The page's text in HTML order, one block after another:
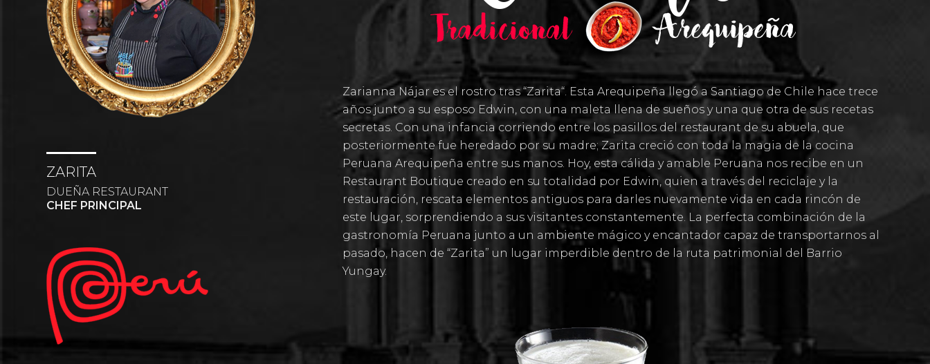
ZARITA
DUEÑA RESTAURANT
CHEF PRINCIPAL
Zarianna Nájar es el rostro tras “Zarita“. Esta Arequipeña llegó a Santiago de Chile hace trece
años junto a su esposo Edwin, con una maleta llena de sueños y una que otra de sus recetas
secretas. Con una infancia corriendo entre los pasillos del restaurant de su abuela, que
posteriormente fue heredado por su madre;Zarita creció con toda la magia de la cocina
Peruana Arequipeña entre sus manos. Hoy, esta cálida y amable Peruana nos recibe en un
Restaurant Boutique creado en su totalidad por Edwin, quien a través del reciclaje y la
restauración, rescata elementos antiguos para darles nuevamente vida en cada rincón de
este lugar, sorprendiendo a sus visitantes constantemente. La perfecta combinación de la
gastronomía Peruana junto a un ambiente mágico y encantador capaz de transportarnos al
pasado, hacen de “Zarita” un lugar imperdible dentro de la ruta patrimonial del Barrio
Yungay.